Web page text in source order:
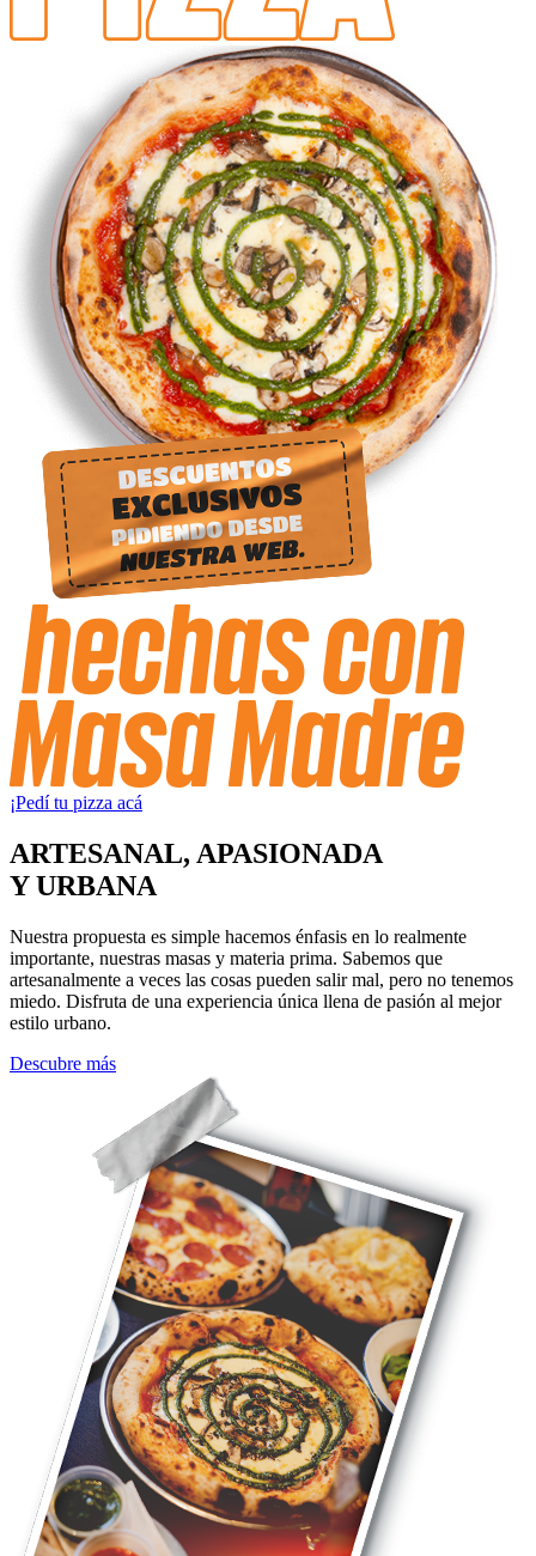
¡Pedí tu pizza acá
ARTESANAL, APASIONADA
Y URBANA
Nuestra propuesta es simple hacemos énfasis en lo realmente
importante, nuestras masas y materia prima. Sabemos que
artesanalmente a veces las cosas pueden salir mal, pero no tenemos
miedo. Disfruta de una experiencia única llena de pasión al mejor
estilo urbano.
Descubre más